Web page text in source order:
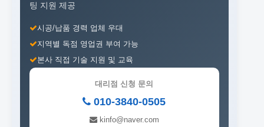
팅 지원 제공
시공/납품 경력 업체 우대
지역별 독점 영업권 부여 가능
본사 직접 기술 지원 및 교육
대리점 신청 문의
010-3840-0505
kinfo@naver.com